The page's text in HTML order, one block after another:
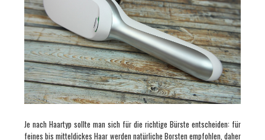
Je nach Haartyp sollte man sich für die richtige Bürste entscheiden: für
feines bis mitteldickes Haar werden natürliche Borsten empfohlen, daher